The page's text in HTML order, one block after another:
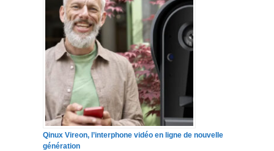
Qinux Vireon, l’interphone vidéo en ligne de nouvelle
génération